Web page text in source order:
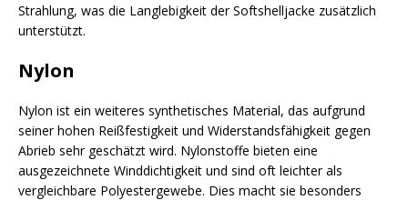
Strahlung, was die Langlebigkeit der Softshelljacke zusätzlich
unterstützt.
Nylon
Nylon ist ein weiteres synthetisches Material, das aufgrund
seiner hohen Reißfestigkeit und Widerstandsfähigkeit gegen
Abrieb sehr geschätzt wird. Nylonstoffe bieten eine
ausgezeichnete Winddichtigkeit und sind oft leichter als
vergleichbare Polyestergewebe. Dies macht sie besonders